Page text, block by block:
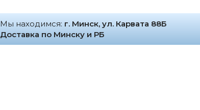
Мы находимся: г. Минск, ул. Карвата 88Б
Доставка по Минску и РБ